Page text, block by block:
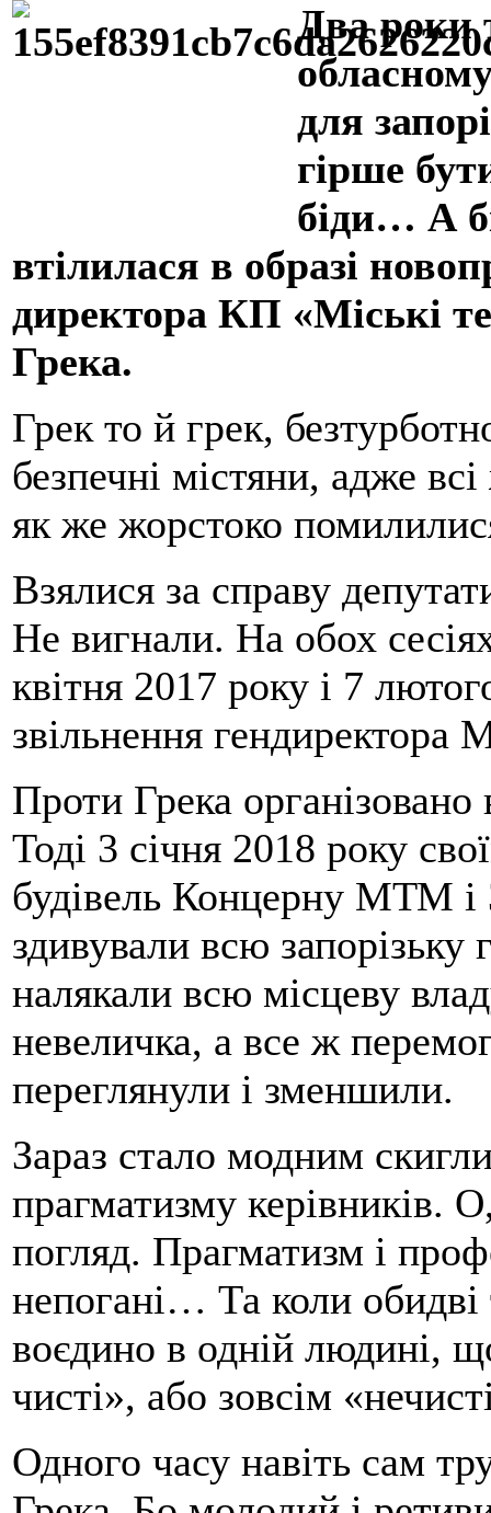
Два роки
для
гірше
біди… А
втілилася в образі
директора КП «Міські
Грека.
Грек то й грек,
безпечні містяни, адже
як же жорстоко
Взялися за справу
Не вигнали. На обох
квітня 2017 року і 7
звільнення
Проти Грека організовано
Тоді 3 січня 2018 року
будівель Концерну МТМ і
здивували всю запорізьку
налякали всю місцеву
невеличка, а все ж
переглянули і зменшили.
Зараз стало модним
прагматизму
погляд. Прагматизм і
непогані… Та коли обидві
воєдино в одній людині,
чисті», або зовсім
Одного часу навіть сам